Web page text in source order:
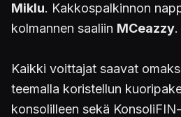
Miklu. Kakkospalkinnon
kolmannen saaliin MCeazzy.
Kaikki voittajat saavat
teemalla koristellun
konsolilleen sekä